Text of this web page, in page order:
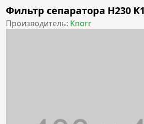
Фильтр сепаратора Н230
Производитель: Knorr